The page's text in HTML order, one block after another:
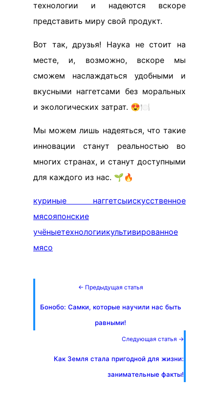
технологии и надеются вскоре
представить миру свой продукт.
Вот так, друзья! Наука не стоит на
месте, и, возможно, вскоре мы
сможем наслаждаться удобными и
вкусными наггетсами без моральных
и экологических затрат. 😍🍽️
Мы можем лишь надеяться, что такие
инновации станут реальностью во
многих странах, и станут доступными
для каждого из нас. 🌱🔥
куриные наггетсыискусственное
мясояпонские
учёныетехнологиикультивированное
мясо
← Предыдущая статья
Бонобо: Самки, которые научили нас быть
равными!
Следующая статья →
Как Земля стала пригодной для жизни:
занимательные факты!